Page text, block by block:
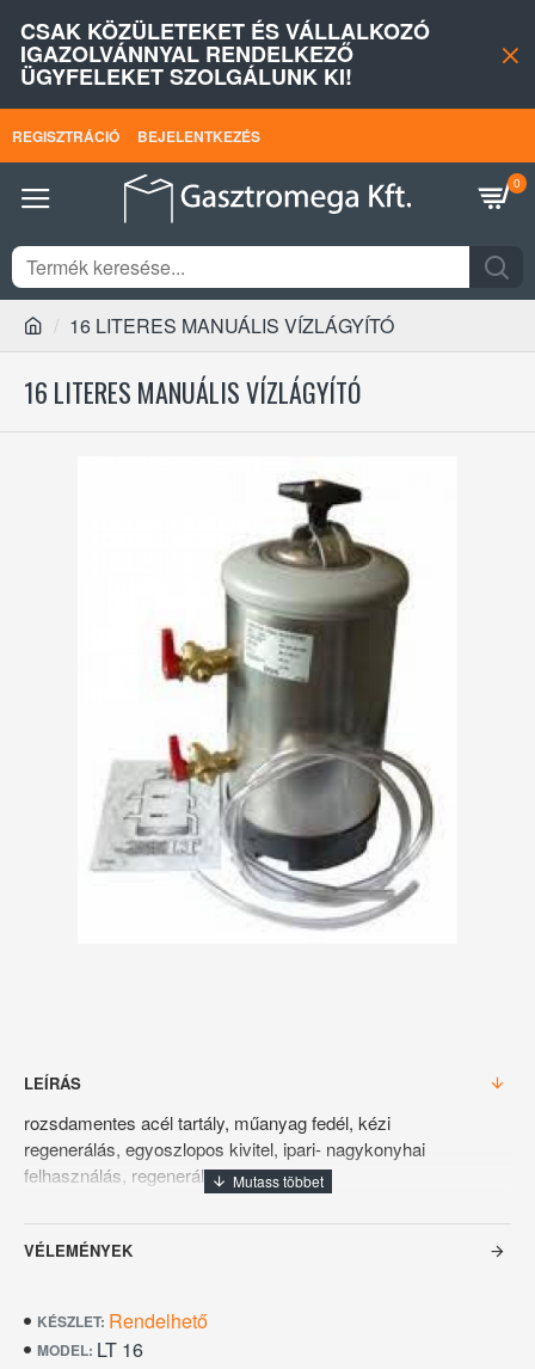
CSAK KÖZÜLETEKET ÉS VÁLLALKOZÓ
IGAZOLVÁNNYAL RENDELKEZŐ
ÜGYFELEKET SZOLGÁLUNK KI!
REGISZTRÁCIÓ BEJELENTKEZÉS
0
16 LITERES MANUÁLIS VÍZLÁGYÍTÓ
16 LITERES MANUÁLIS VÍZLÁGYÍTÓ
LEÍRÁS
rozsdamentes acél tartály, műanyag fedél, kézi
regenerálás, egyoszlopos kivitel, ipari- nagykonyhai
felhasználás, regeneráló cső
Tartály űrtartalom: 16 liter
Ioncserélő gyanta: 12 liter
Működési víznyomás: 1-8 bar
VÉLEMÉNYEK
KÉSZLET: Rendelhető
MODEL: LT 16